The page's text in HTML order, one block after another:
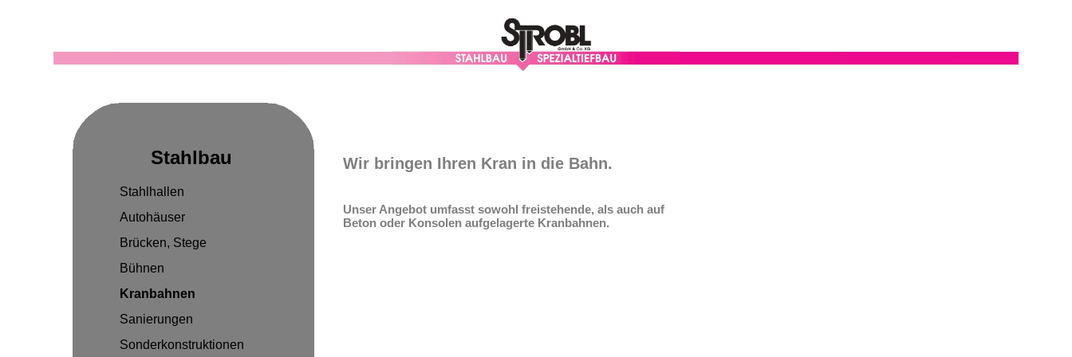
Stahlbau
Stahlhallen
Autohäuser
Brücken, Stege
Bühnen
Kranbahnen
Sanierungen
Sonderkonstruktionen
Wir bringen Ihren Kran in die Bahn.
Unser Angebot umfasst sowohl freistehende, als auch auf
Beton oder Konsolen aufgelagerte Kranbahnen.